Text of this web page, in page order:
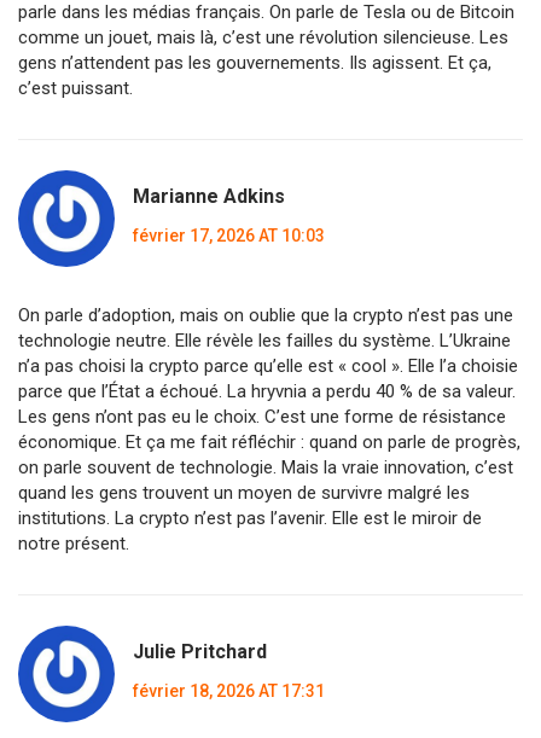
parle dans les médias français. On parle de Tesla ou de Bitcoin
comme un jouet, mais là, c’est une révolution silencieuse. Les
gens n’attendent pas les gouvernements. Ils agissent. Et ça,
c’est puissant.
Marianne Adkins
février 17, 2026 AT 10:03
On parle d’adoption, mais on oublie que la crypto n’est pas une
technologie neutre. Elle révèle les failles du système. L’Ukraine
n’a pas choisi la crypto parce qu’elle est « cool ». Elle l’a choisie
parce que l’État a échoué. La hryvnia a perdu 40 % de sa valeur.
Les gens n’ont pas eu le choix. C’est une forme de résistance
économique. Et ça me fait réfléchir : quand on parle de progrès,
on parle souvent de technologie. Mais la vraie innovation, c’est
quand les gens trouvent un moyen de survivre malgré les
institutions. La crypto n’est pas l’avenir. Elle est le miroir de
notre présent.
Julie Pritchard
février 18, 2026 AT 17:31